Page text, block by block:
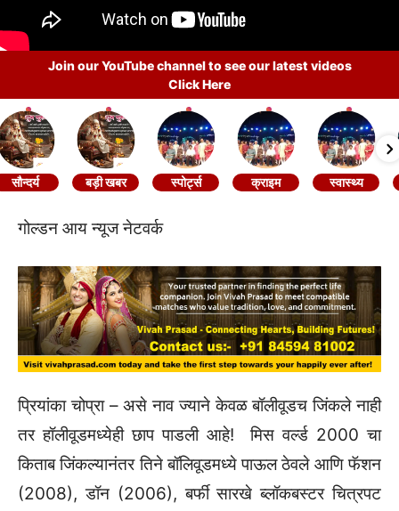
Join our YouTube channel to see our latest videos
Click Here
सौन्दर्य बड़ी खबर स्पोर्ट्स क्राइम स्वास्थ्य
गोल्डन आय न्यूज नेटवर्क
प्रियांका चोप्रा – असे नाव ज्याने केवळ बॉलीवूडच जिंकले नाही
तर हॉलीवूडमध्येही छाप पाडली आहे! मिस वर्ल्ड 2000 चा
किताब जिंकल्यानंतर तिने बॉलिवूडमध्ये पाऊल ठेवले आणि फॅशन
(2008), डॉन (2006), बर्फी सारखे ब्लॉकबस्टर चित्रपट